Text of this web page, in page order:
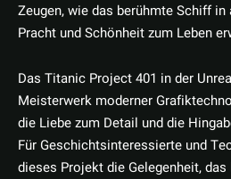
Zeugen, wie das berühmte Schiff
Pracht und Schönheit zum Leben
Das Titanic Project 401 in der
Meisterwerk moderner
die Liebe zum Detail und die
Für Geschichtsinteressierte und
dieses Projekt die Gelegenheit,